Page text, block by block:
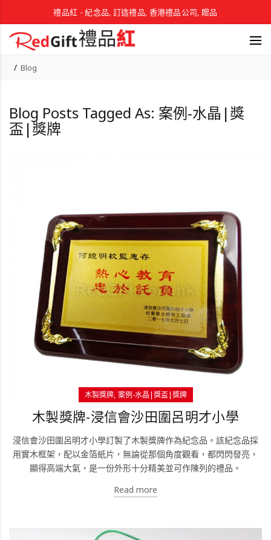
禮品紅 - 紀念品, 訂造禮品, 香港禮品公司, 贈品
Blog
Blog Posts Tagged As: 案例-水晶|獎
盃|獎牌
木製獎牌 案例-水晶|獎盃|獎牌
木製獎牌-浸信會沙田圍呂明才小學
浸信會沙田圍呂明才小學訂製了木製獎牌作為紀念品。該紀念品採
用實木框架，配以金箔紙片，無論從那個角度觀看，都閃閃發亮，
顯得高端大氣，是一份外形十分精美並可作陳列的禮品。
Read more